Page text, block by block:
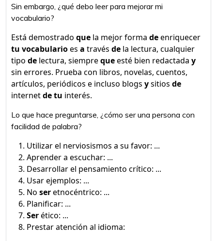
Sin embargo, ¿qué debo leer para mejorar mi
vocabulario?
Está demostrado que la mejor forma deenriquecer
tu vocabularioes a través de la lectura, cualquier
tipo de lectura, siemprequeesté bien redactada y
sin errores. Prueba con libros, novelas, cuentos,
artículos, periódicos e incluso blogs ysitios de
internetde tu interés.
Lo que hace preguntarse, ¿cómo ser una persona con
facilidad de palabra?
Utilizar el nerviosismos a su favor: ...
Aprender a escuchar: ...
Desarrollar el pensamiento crítico: ...
Usar ejemplos: ...
No seretnocéntrico: ...
Planificar: ...
Serético: ...
Prestar atención al idioma: